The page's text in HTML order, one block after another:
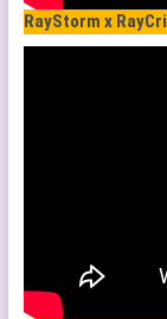
RayStorm x